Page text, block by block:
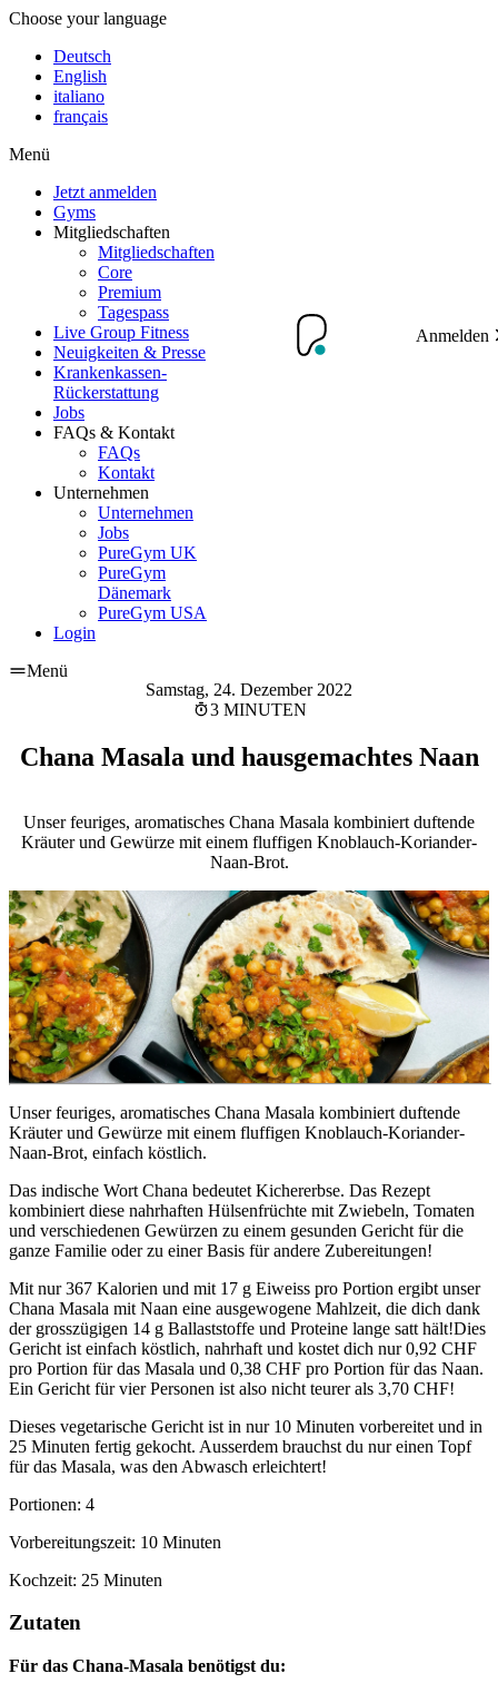
Choose your language
Deutsch
English
italiano
français
Menü
Jetzt anmelden
Gyms
Mitgliedschaften
Mitgliedschaften
Core
Premium
Tagespass
Live Group Fitness
Neuigkeiten & Presse
Krankenkassen-
Rückerstattung
Jobs
FAQs & Kontakt
FAQs
Kontakt
Unternehmen
Unternehmen
Jobs
PureGym UK
PureGym
Dänemark
PureGym USA
Login
Menü
Anmelden
Samstag, 24. Dezember 2022
3 MINUTEN
Chana Masala und hausgemachtes Naan
Unser feuriges, aromatisches Chana Masala kombiniert duftende
Kräuter und Gewürze mit einem fluffigen Knoblauch-Koriander-
Naan-Brot.
Unser feuriges, aromatisches Chana Masala kombiniert duftende
Kräuter und Gewürze mit einem fluffigen Knoblauch-Koriander-
Naan-Brot, einfach köstlich.
Das indische Wort Chana bedeutet Kichererbse. Das Rezept
kombiniert diese nahrhaften Hülsenfrüchte mit Zwiebeln, Tomaten
und verschiedenen Gewürzen zu einem gesunden Gericht für die
ganze Familie oder zu einer Basis für andere Zubereitungen!
Mit nur 367 Kalorien und mit 17 g Eiweiss pro Portion ergibt unser
Chana Masala mit Naan eine ausgewogene Mahlzeit, die dich dank
der grosszügigen 14 g Ballaststoffe und Proteine lange satt hält!Dies
Gericht ist einfach köstlich, nahrhaft und kostet dich nur 0,92 CHF
pro Portion für das Masala und 0,38 CHF pro Portion für das Naan.
Ein Gericht für vier Personen ist also nicht teurer als 3,70 CHF!
Dieses vegetarische Gericht ist in nur 10 Minuten vorbereitet und in
25 Minuten fertig gekocht. Ausserdem brauchst du nur einen Topf
für das Masala, was den Abwasch erleichtert!
Portionen: 4
Vorbereitungszeit: 10 Minuten
Kochzeit: 25 Minuten
Zutaten
Für das Chana-Masala benötigst du: